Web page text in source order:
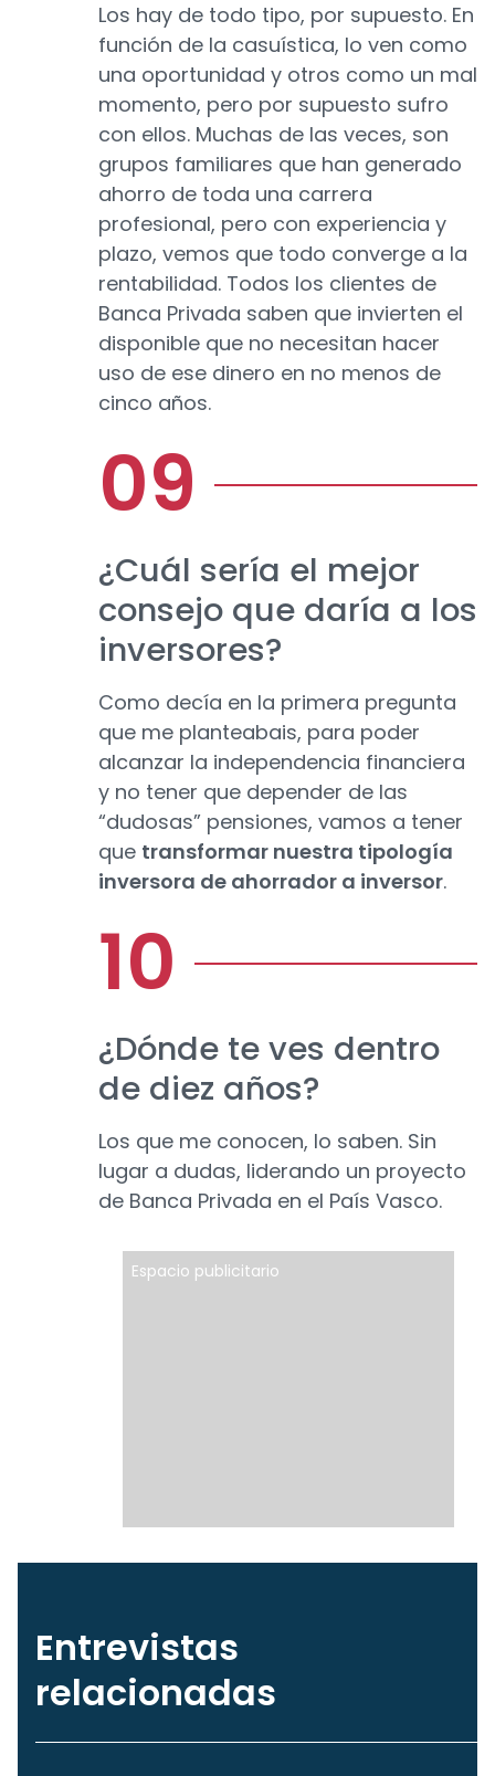
Los hay de todo tipo, por supuesto. En
función de la casuística, lo ven como
una oportunidad y otros como un mal
momento, pero por supuesto sufro
con ellos. Muchas de las veces, son
grupos familiares que han generado
ahorro de toda una carrera
profesional, pero con experiencia y
plazo, vemos que todo converge a la
rentabilidad. Todos los clientes de
Banca Privada saben que invierten el
disponible que no necesitan hacer
uso de ese dinero en no menos de
cinco años.
¿Cuál sería el mejor
consejo que daría a los
inversores?
Como decía en la primera pregunta
que me planteabais, para poder
alcanzar la independencia financiera
y no tener que depender de las
“dudosas” pensiones, vamos a tener
que transformar nuestra tipología
inversora de ahorrador a inversor.
¿Dónde te ves dentro
de diez años?
Los que me conocen, lo saben. Sin
lugar a dudas, liderando un proyecto
de Banca Privada en el País Vasco.
Espacio publicitario
Entrevistas
relacionadas